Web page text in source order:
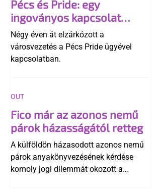
Pécs és Pride: egy
ingoványos kapcsolat
története
Négy éven át elzárkózott a
városvezetés a Pécs Pride ügyével
kapcsolatban.
Fico már az azonos nemű
párok házasságától retteg
A külföldön házasodott azonos nemű
párok anyakönyvezésének kérdése
komoly jogi dilemmát okozott a
OUT